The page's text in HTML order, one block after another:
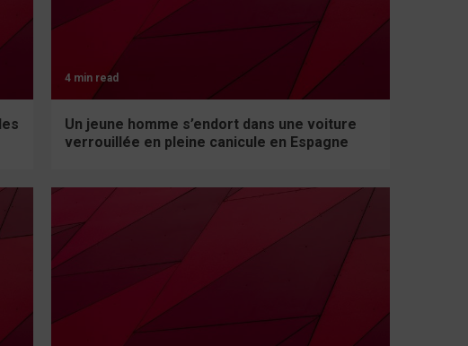
4 min read
Un jeune homme s’endort dans une voiture
verrouillée en pleine canicule en Espagne